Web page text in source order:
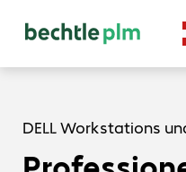
DELL Workstations